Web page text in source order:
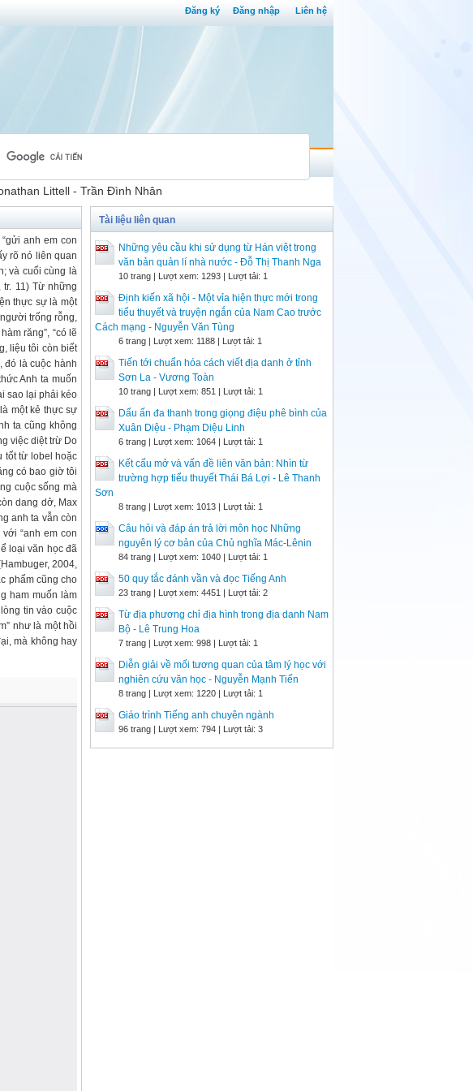
Đăng ký Đăng nhập Liên hệ
Littell - Trần Đình Nhân
anh em con
rõ nó liên quan
và cuối cùng là
11) Từ những
thực sự là một
trống rỗng,
răng”, “có lẽ
liệu tôi còn biết
đó là cuộc hành
Anh ta muốn
sao lại phải kéo
một kẻ thực sự
ta cũng không
việc diệt trừ Do
tốt từ lobel hoặc
có bao giờ tôi
cuộc sống mà
dang dở, Max
anh ta vẫn còn
“anh em con
loại văn học đã
2004,
phẩm cũng cho
ham muốn làm
tin vào cuộc
như là một hồi
mà không hay
Tài liệu liên quan
Những yêu cầu khi sử dụng từ Hán việt trong
văn bản quản lí nhà nước - Đỗ Thị Thanh Nga
10 trang | Lượt xem: 1293 | Lượt tải: 1
Định kiến xã hội - Một vỉa hiện thực mới trong
tiểu thuyết và truyện ngắn của Nam Cao trước
Cách mạng - Nguyễn Văn Tùng
6 trang | Lượt xem: 1188 | Lượt tải: 1
Tiến tới chuẩn hóa cách viết địa danh ở tỉnh
Sơn La - Vương Toàn
10 trang | Lượt xem: 851 | Lượt tải: 1
Dấu ấn đa thanh trong giọng điệu phê bình của
Xuân Diệu - Phạm Diệu Linh
6 trang | Lượt xem: 1064 | Lượt tải: 1
Kết cấu mở và vấn đề liên văn bản: Nhìn từ
trường hợp tiểu thuyết Thái Bá Lợi - Lê Thanh
Sơn
8 trang | Lượt xem: 1013 | Lượt tải: 1
Câu hỏi và đáp án trả lời môn học Những
nguyên lý cơ bản của Chủ nghĩa Mác-Lênin
84 trang | Lượt xem: 1040 | Lượt tải: 1
50 quy tắc đánh vần và đọc Tiếng Anh
23 trang | Lượt xem: 4451 | Lượt tải: 2
Từ địa phương chỉ địa hình trong địa danh Nam
Bộ - Lê Trung Hoa
7 trang | Lượt xem: 998 | Lượt tải: 1
Diễn giải về mối tương quan của tâm lý học với
nghiên cứu văn học - Nguyễn Mạnh Tiến
8 trang | Lượt xem: 1220 | Lượt tải: 1
Giáo trình Tiếng anh chuyên ngành
96 trang | Lượt xem: 794 | Lượt tải: 3